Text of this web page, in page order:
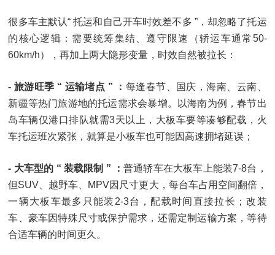
很多车主默认“ 托运和自己开车时效差不多 ”，却忽略了托运
的核心逻辑：需要统筹集结、遵守限速（轿运车通常50-
60km/h），再加上两大隐形变量，时效自然被拉长：
- 旅游旺季 “ 运输堵点 ” ： 每逢春节、国庆，海南、云南、
新疆等热门旅游地的托运需求会暴增。以海南为例，春节出
岛车辆仅港口排队就需3天以上，大板车要等凑够配载，火
车托运班次紧张，就算是小板车也可能因高速拥堵延误；
- 大车型的 “ 装载限制 ” ：普通轿车在大板车上能装7-8台，
但SUV、越野车、MPV因尺寸更大，每台车占用空间翻倍，
一辆大板车最多只能装2-3台，配载时间直接拉长；改装
车、豪车因特殊尺寸或保护需求，还需定制运输方案，等待
合适车辆的时间更久。